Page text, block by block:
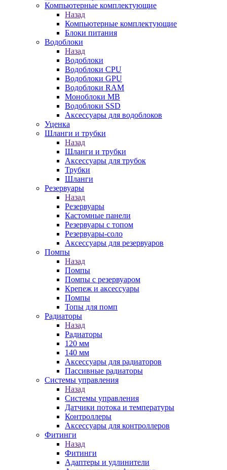
Компьютерные комплектующие
Назад
Компьютерные комплектующие
Блоки питания
Водоблоки
Назад
Водоблоки
Водоблоки CPU
Водоблоки GPU
Водоблоки RAM
Моноблоки MB
Водоблоки SSD
Аксессуары для водоблоков
Уценка
Шланги и трубки
Назад
Шланги и трубки
Аксессуары для трубок
Трубки
Шланги
Резервуары
Назад
Резервуары
Кастомные панели
Резервуары с топом
Резервуары-соло
Аксессуары для резервуаров
Помпы
Назад
Помпы
Помпы с резервуаром
Крепеж и аксессуары
Помпы
Топы для помп
Радиаторы
Назад
Радиаторы
120 мм
140 мм
Аксессуары для радиаторов
Пассивные радиаторы
Системы управления
Назад
Системы управления
Датчики потока и температуры
Контроллеры
Аксессуары для контроллеров
Фитинги
Назад
Фитинги
Адаптеры и удлинители